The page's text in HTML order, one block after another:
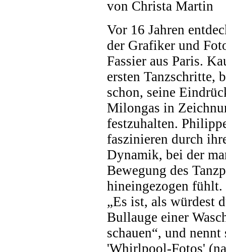
von Christa Martin
Vor 16 Jahren
der Grafiker und
Fassier aus Paris.
ersten Tanzschritte,
schon, seine
Milongas in
festzuhalten.
faszinieren durch
Dynamik, bei der
Bewegung des
hineingezogen
„Es ist, als würdest
Bullauge einer
schauen“, und nennt
'Whirlpool-Fotos'